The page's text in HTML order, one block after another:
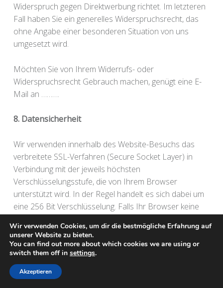
Widerspruch gegen Direktwerbung richtet. Im letzteren
Fall haben Sie ein generelles Widerspruchsrecht, das
ohne Angabe einer besonderen Situation von uns
umgesetzt wird.
Möchten Sie von Ihrem Widerrufs- oder
Widerspruchsrecht Gebrauch machen, genügt eine E-
Mail an ……….
8. Datensicherheit
Wir verwenden innerhalb des Website-Besuchs das
verbreitete SSL-Verfahren (Secure Socket Layer) in
Verbindung mit der jeweils höchsten
Verschlüsselungsstufe, die von Ihrem Browser
unterstützt wird. In der Regel handelt es sich dabei um
eine 256 Bit Verschlüsselung. Falls Ihr Browser keine
stattdessen auf 128-Bit v3 Technologie zurück. Ob eine
einzelne Seite unseres Internetauftrittes verschlüsselt
übertragen wird, erkennen Sie an der geschlossenen
Darstellung des Schüssel- beziehungsweise Schloss-
Symbols in der unteren Statusleiste Ihres Browsers.
Wir verwenden Cookies, um dir die bestmögliche Erfahrung auf
unserer Website zu bieten.
You can find out more about which cookies we are using or
switch them off in settings.
Akzeptieren